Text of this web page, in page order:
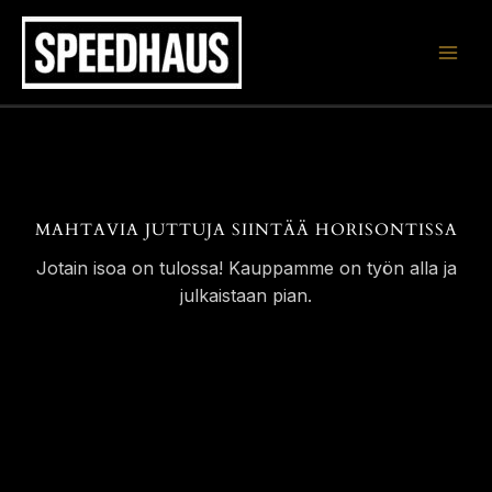
Siirry
sisältöön
MAHTAVIA JUTTUJA SIINTÄÄ HORISONTISSA
Jotain isoa on tulossa! Kauppamme on työn alla ja
julkaistaan pian.